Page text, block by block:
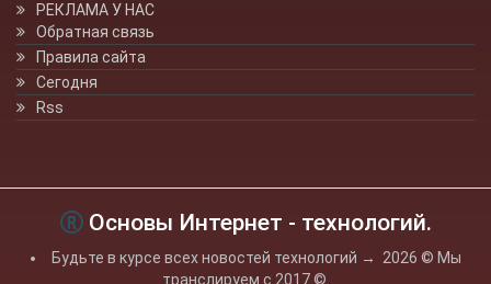
РЕКЛАМА У НАС
Обратная связь
Правила сайта
Сегодня
Rss
Основы Интернет - технологий.
Будьте в курсе всех новостей технологий → 2026 © Мы
транслируем с 2017 ©.